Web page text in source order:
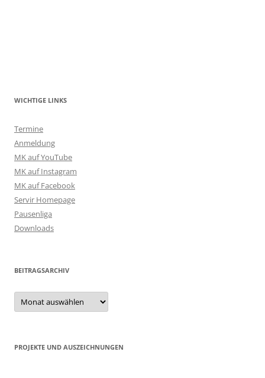
WICHTIGE LINKS
Termine
Anmeldung
MK auf YouTube
MK auf Instagram
MK auf Facebook
Servir Homepage
Pausenliga
Downloads
BEITRAGSARCHIV
Beitragsarchiv
PROJEKTE UND AUSZEICHNUNGEN